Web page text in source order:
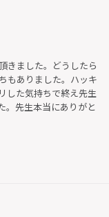
きました。どうしたら
もありました。ハッキ
した気持ちで終え先生
。先生本当にありがと